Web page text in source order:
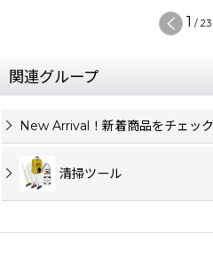
1 / 23
関連グループ
New Arrival！新着商品をチェック
清掃ツール